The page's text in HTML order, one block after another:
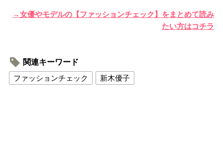
→女優やモデルの【ファッションチェック】をまとめて読み
たい方はコチラ
関連キーワード
ファッションチェック
新木優子